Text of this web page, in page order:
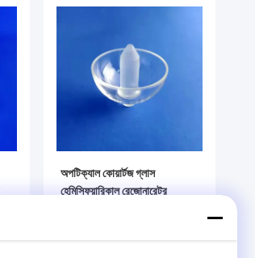
অপটিক্যাল কোয়ার্টজ গ্লাস
হেমিস্ফিয়ারিকাল রেজোনারেটর